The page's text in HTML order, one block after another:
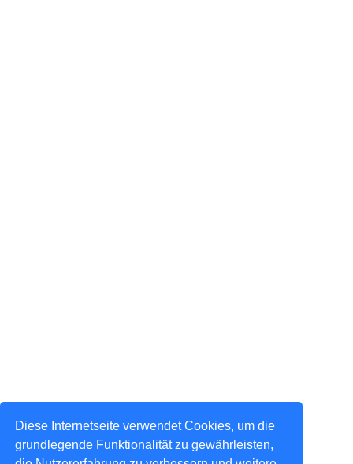
Diese Internetseite verwendet Cookies, um die
grundlegende Funktionalität zu gewährleisten,